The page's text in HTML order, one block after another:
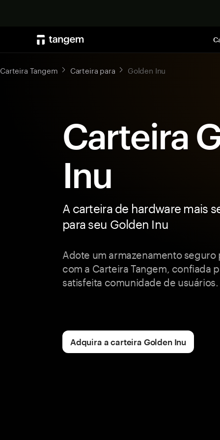
Carteira Tangem Carteira para Golden Inu
Carteira
Inu
A carteira de hardware mais
para seu Golden Inu
Adote um armazenamento seguro
com a Carteira Tangem, confiada
satisfeita comunidade de usuários.
Adquira a carteira Golden Inu